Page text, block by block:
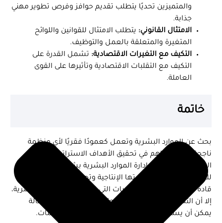
والمتميزين تحديًا يتطلب تقديم حوافز وفرص تطوير مهني
جذابة.
الامتثال القانوني: يتطلب الامتثال للقوانين واللوائح
المتغيرة والمتعلقة بالعمل والتوظيف.
التكيف مع التغيرات الاقتصادية: تشمل القدرة على
التكيف مع التقلبات الاقتصادية وتأثيرها على القوى
العاملة.
خاتمة
بحث عن الموارد البشرية وتعمل كعمودًا فقريًا لأي منظمة
ناجحة، حيث تساهم في تحقيق الأهداف الاستراتيجية والنمو
المستدام. من خلال إدارة الموارد البشرية بشكل فعال، يمكن
للمنظمات تحسين كفاءتها الإنتاجية وتحفيز موظفيها وتطوير
قادة المستقبل. ورغم التحديات التي تواجه إدارة الموارد البشرية،
إلا أن التكيف مع هذه التحديات وتطوير استراتيجيات فعالة
يمكن أن يساعد في تحقيق النجاح المستدام للمنظمات.